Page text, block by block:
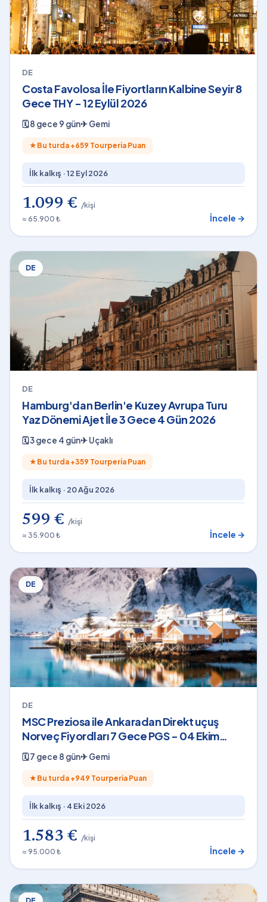
DE
Costa Favolosa İle Fiyortların Kalbine Seyir 8
Gece THY - 12 Eylül 2026
🗓8 gece 9 gün✈Gemi
★ Bu turda +659 Tourperia Puan
İlk kalkış ·12 Eyl 2026
1.099 € /kişi
≈ 65.900 ₺
İncele →
DE
DE
Hamburg'dan Berlin'e Kuzey Avrupa Turu
Yaz Dönemi Ajet İle 3 Gece 4 Gün 2026
🗓3 gece 4 gün✈Uçaklı
★ Bu turda +359 Tourperia Puan
İlk kalkış · 20 Ağu 2026
599 € /kişi
≈ 35.900 ₺
İncele →
DE
DE
MSC Preziosa ile Ankaradan Direkt uçuş
Norveç Fiyordları 7 Gece PGS - 04 Ekim
2026
🗓7 gece 8 gün✈Gemi
★ Bu turda +949 Tourperia Puan
İlk kalkış · 4 Eki 2026
1.583 € /kişi
≈ 95.000 ₺
İncele →